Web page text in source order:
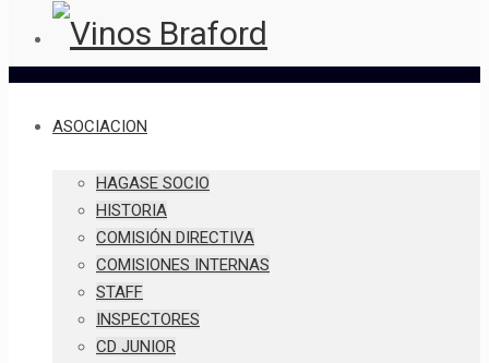
ASOCIACION
HAGASE SOCIO
HISTORIA
COMISIÓN DIRECTIVA
COMISIONES INTERNAS
STAFF
INSPECTORES
CD JUNIOR